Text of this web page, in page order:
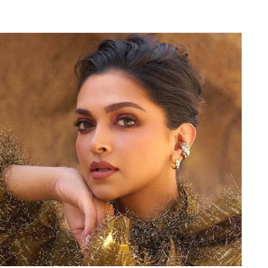
दिमाग
यह छोटी सी बात है? उन्हें शर्म आनी चाहिए।’ एक अन्य
सी मानसिकता है. इस घटना ने न केवल आतंकवाद के
समाज में संवेदनशीलता की कमी पर भी सवाल खड़े
सदमा, चेतेश्वर पुजारा ने किया करियर खत्म करने